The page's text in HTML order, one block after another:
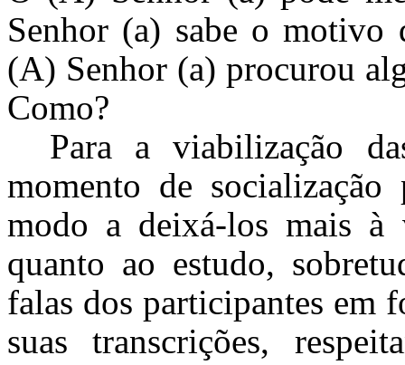
Senhor (a) sabe o
(A) Senhor (a) procurou
Como?
Para a viabilização
momento de
modo a deixá-los mais à
quanto ao estudo,
falas dos participantes em
suas transcrições,